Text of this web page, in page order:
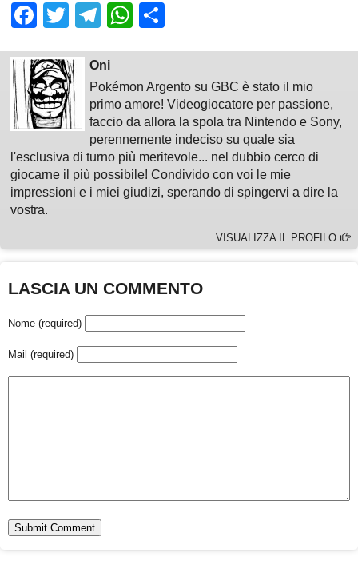
Facebook
TwitterTelegram
WhatsApp
Oni
Pokémon Argento su GBC è stato il mio
primo amore! Videogiocatore per passione,
faccio da allora la spola tra Nintendo e Sony,
perennemente indeciso su quale sia
l'esclusiva di turno più meritevole... nel dubbio cerco di
giocarne il più possibile! Condivido con voi le mie
impressioni e i miei giudizi, sperando di spingervi a dire la
vostra.
VISUALIZZA IL PROFILO
LASCIA UN COMMENTO
Nome (required)
Mail (required)